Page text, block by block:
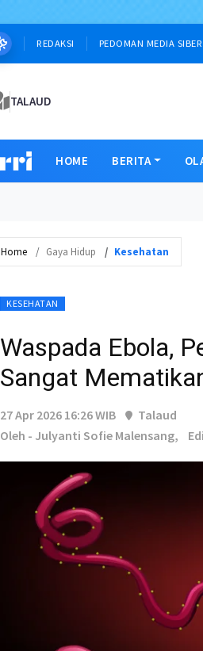
REDAKSI PEDOMAN MEDIA SIBER
TALAUD
HOME BERITA
Home Gaya Hidup Kesehatan
KESEHATAN
Waspada Ebola,
Sangat
27 Apr 2026 16:26 WIB
Talaud
Oleh - Julyanti Sofie Malensang,